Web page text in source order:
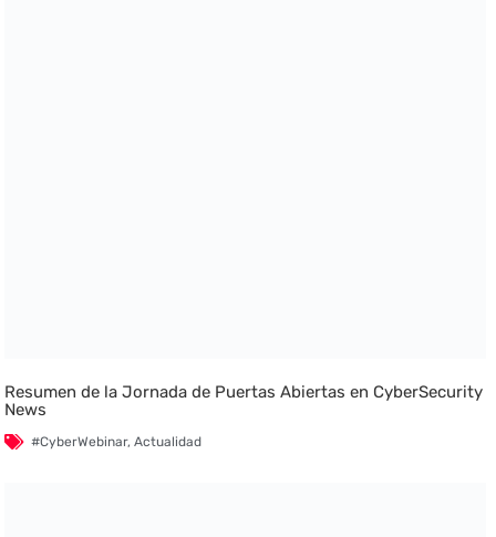
Resumen de la Jornada de Puertas Abiertas en CyberSecurity
News
#CyberWebinar,Actualidad